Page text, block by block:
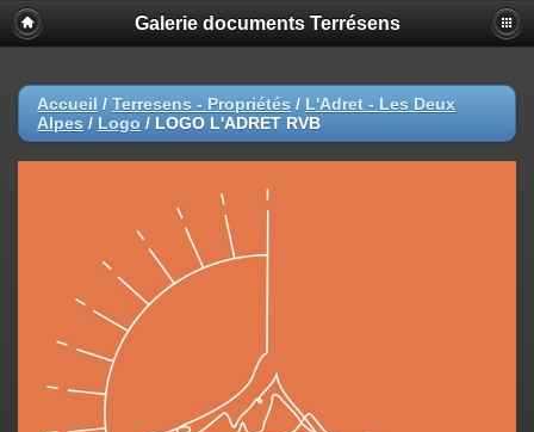
Galerie documents Terrésens
Accueil / Terresens - Propriétés / L'Adret - Les Deux
Alpes / Logo / LOGO L'ADRET RVB